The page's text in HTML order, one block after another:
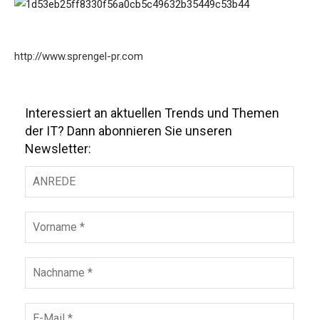
http://www.sprengel-pr.com
Interessiert an aktuellen Trends und Themen
der IT? Dann abonnieren Sie unseren
Newsletter: